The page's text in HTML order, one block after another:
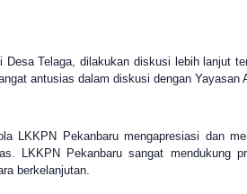
Desa Telaga, dilakukan diskusi lebih lanjut
antusias dalam diskusi dengan Yayasan
LKKPN Pekanbaru mengapresiasi dan
LKKPN Pekanbaru sangat mendukung
berkelanjutan.